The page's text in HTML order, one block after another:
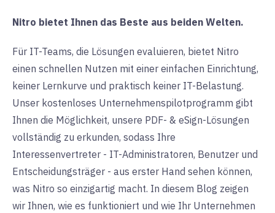
Nitro bietet Ihnen das Beste aus beiden Welten.
Für IT-Teams, die Lösungen evaluieren, bietet Nitro
einen schnellen Nutzen mit einer einfachen Einrichtung,
keiner Lernkurve und praktisch keiner IT-Belastung.
Unser kostenloses Unternehmenspilotprogramm gibt
Ihnen die Möglichkeit, unsere PDF- & eSign-Lösungen
vollständig zu erkunden, sodass Ihre
Interessenvertreter - IT-Administratoren, Benutzer und
Entscheidungsträger - aus erster Hand sehen können,
was Nitro so einzigartig macht. In diesem Blog zeigen
wir Ihnen, wie es funktioniert und wie Ihr Unternehmen